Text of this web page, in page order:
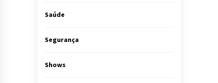
Saúde
Segurança
Shows